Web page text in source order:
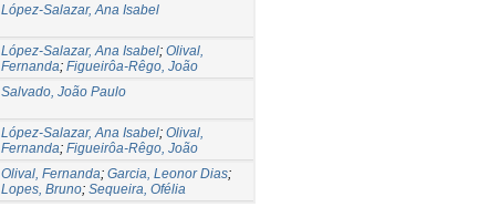
López-Salazar, Ana Isabel
López-Salazar, Ana Isabel; Olival,
Fernanda; Figueirôa-Rêgo, João
Salvado, João Paulo
López-Salazar, Ana Isabel; Olival,
Fernanda; Figueirôa-Rêgo, João
Olival, Fernanda; Garcia, Leonor Dias;
Lopes, Bruno; Sequeira, Ofélia